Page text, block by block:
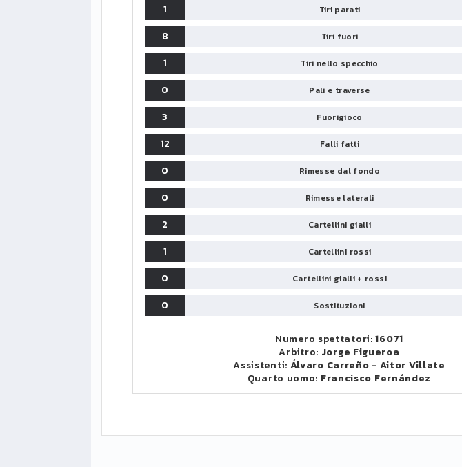
1
Tiri parati
8
Tiri fuori
1
Tiri nello specchio
0
Pali e traverse
3
Fuorigioco
12
Falli fatti
0
Rimesse dal fondo
0
Rimesse laterali
2
Cartellini gialli
1
Cartellini rossi
0
Cartellini gialli + rossi
0
Sostituzioni
Numero spettatori:16071
Arbitro: Jorge Figueroa
Assistenti: Álvaro Carreño - Aitor Villate
Quarto uomo: Francisco Fernández